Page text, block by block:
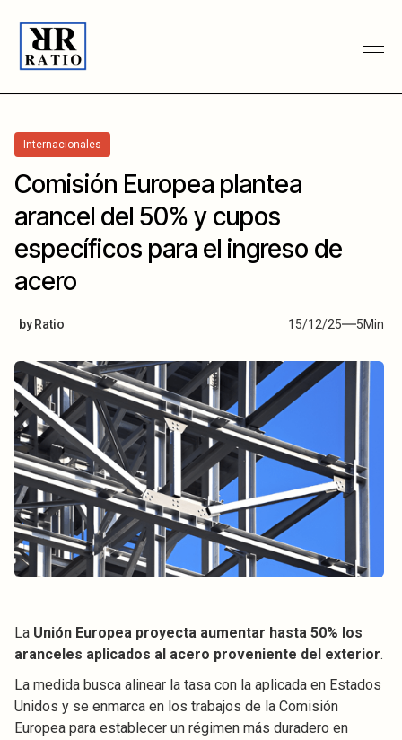
Internacionales
Comisión Europea plantea
arancel del 50% y cupos
específicos para el ingreso de
acero
by Ratio 15/12/25 5Min
La Unión Europea proyecta aumentar hasta 50% los
aranceles aplicados al acero proveniente del exterior.
La medida busca alinear la tasa con la aplicada en Estados
Unidos y se enmarca en los trabajos de la Comisión
Europea para establecer un régimen más duradero en